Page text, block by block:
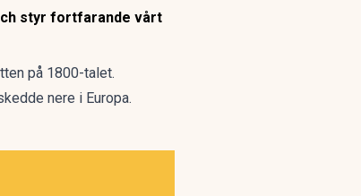
styr fortfarande vårt
på 1800-talet.
nere i Europa.